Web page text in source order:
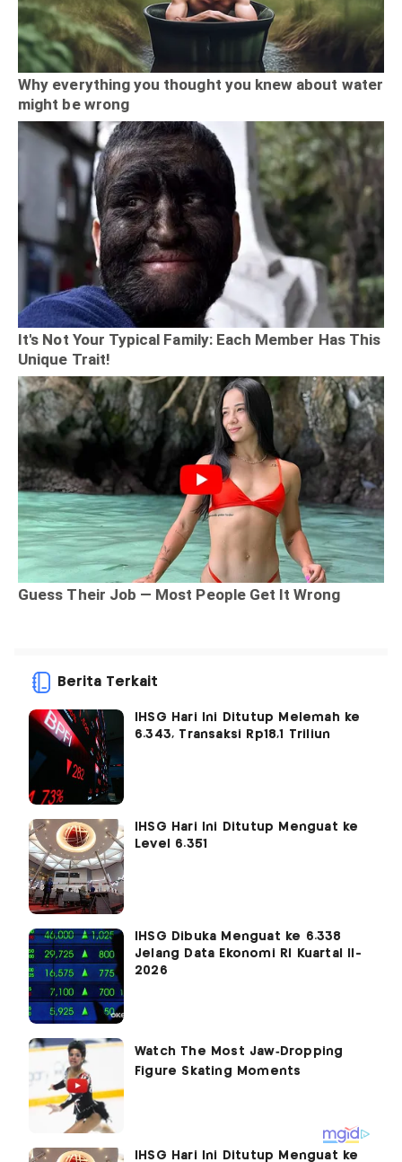
Berita Terkait
IHSG Hari Ini Ditutup Melemah ke
6.343, Transaksi Rp18,1 Triliun
IHSG Hari Ini Ditutup Menguat ke
Level 6.351
IHSG Dibuka Menguat ke 6.338
Jelang Data Ekonomi RI Kuartal II-
2026
IHSG Hari Ini Ditutup Menguat ke